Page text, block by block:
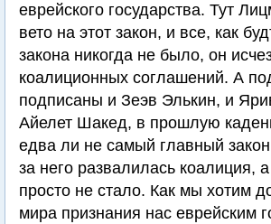
еврейского государства. Тут
вето на этот закон, и все, как
закона никогда не было, он
коалиционных соглашений. А
подписаны и Зеэв Элькин, и
Айелет Шакед, в прошлую
едва ли не самый главный
за него развалилась коалиция,
просто не стало. Как мы хотим
мира признания нас еврейским